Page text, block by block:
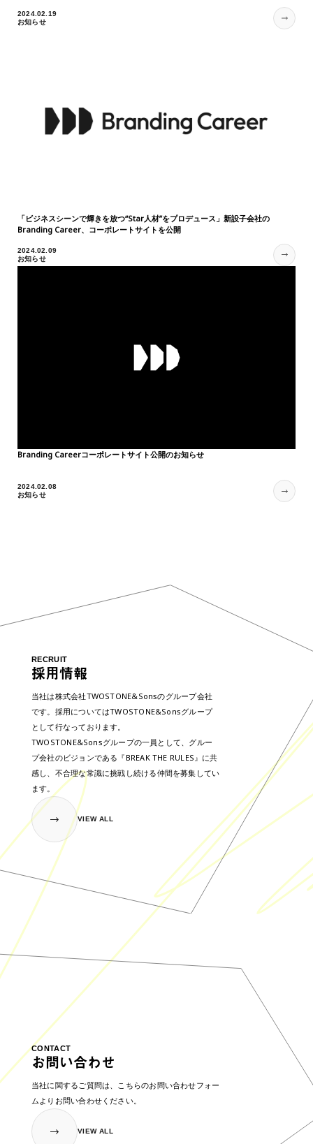
2024.02.19
お知らせ
「ビジネスシーンで輝きを放つ“Star人材”をプロデュース」新設子会社の
Branding Career、コーポレートサイトを公開
2024.02.09
お知らせ
Branding Careerコーポレートサイト公開のお知らせ
2024.02.08
お知らせ
RECRUIT
採用情報
当社は株式会社TWOSTONE&Sonsのグループ会社
です。採用についてはTWOSTONE&Sonsグループ
として行なっております。
TWOSTONE&Sonsグループの一員として、グルー
プ会社のビジョンである『BREAK THE RULES』に共
感し、不合理な常識に挑戦し続ける仲間を募集してい
ます。
VIEW ALL
CONTACT
お問い合わせ
当社に関するご質問は、こちらのお問い合わせフォー
ムより お問い合わせください。
VIEW ALL